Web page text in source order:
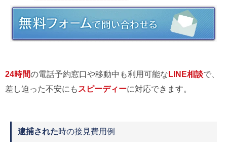
24時間の電話予約窓口や移動中も利用可能なLINE相談で、
差し迫った不安にも スピーディーに対応できます。
逮捕された時の接見費用例